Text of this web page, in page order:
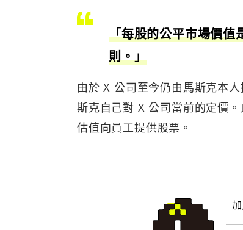
「每股的公平市場價值
則。」
由於 X 公司至今仍由馬斯克本
斯克自己對 X 公司當前的定價
估值向員工提供股票。